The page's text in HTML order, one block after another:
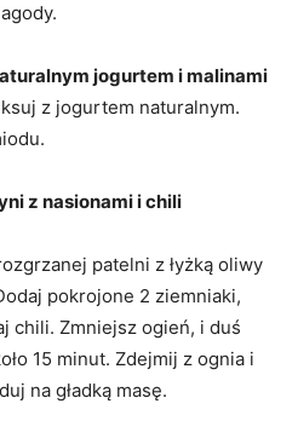
jogurtem i malinami
z jogurtem naturalnym.
z nasionami i chili
patelni z łyżką oliwy
pokrojone 2 ziemniaki,
chili. Zmniejsz ogień, i duś
15 minut. Zdejmij z ognia i
na gładką masę.